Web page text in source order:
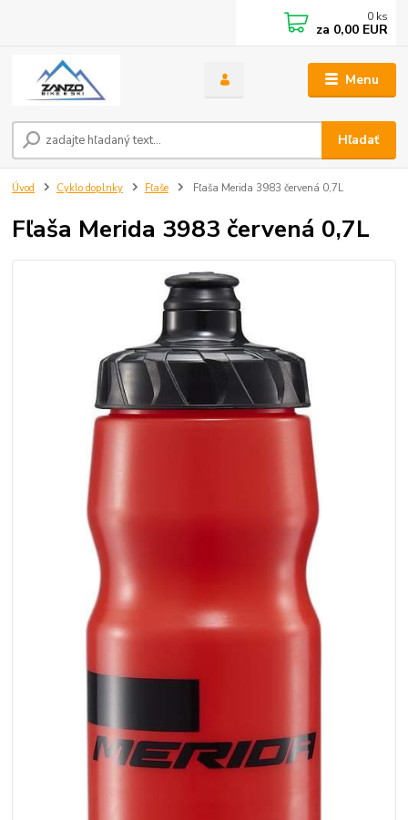
Menu
Hľadať
0 ks
za 0,00 EUR
Úvod Cyklo doplnky Fľaše Fľaša Merida 3983 červená 0,7L
Fľaša Merida 3983 červená 0,7L